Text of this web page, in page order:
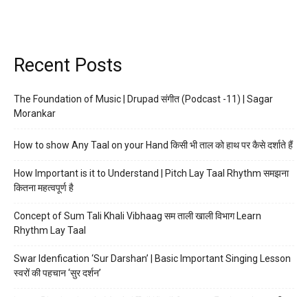
Recent Posts
The Foundation of Music | Drupad संगीत (Podcast -11) | Sagar
Morankar
How to show Any Taal on your Hand किसी भी ताल को हाथ पर कैसे दर्शाते हैं
How Important is it to Understand | Pitch Lay Taal Rhythm समझना
कितना महत्वपूर्ण है
Concept of Sum Tali Khali Vibhaag सम ताली खाली विभाग Learn
Rhythm Lay Taal
Swar Idenfication ‘Sur Darshan’ | Basic Important Singing Lesson
स्वरों की पहचान ‘सुर दर्शन’